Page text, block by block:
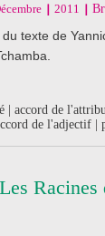
2011
du texte de
| accord de
de l'adjectif |
Racines